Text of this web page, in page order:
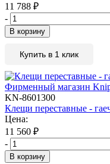
11 788 ₽
-
В корзину
Купить в 1 клик
KN-8601300
Клещи переставные -
Цена:
11 560 ₽
-
В корзину